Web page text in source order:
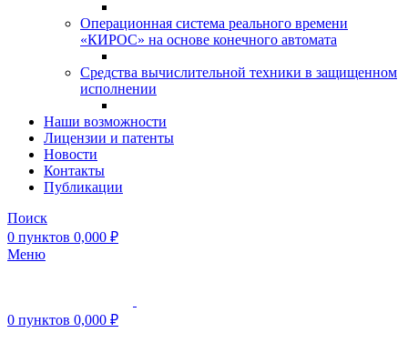
Операционная система реального времени
«КИРОС» на основе конечного автомата
Средства вычислительной техники в защищенном
исполнении
Наши возможности
Лицензии и патенты
Новости
Контакты
Публикации
Поиск
0 пунктов 0,000 ₽
Меню
0 пунктов 0,000 ₽